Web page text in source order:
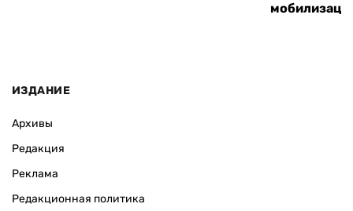
ИЗДАНИЕ
Архивы
Редакция
Реклама
Редакционная политика